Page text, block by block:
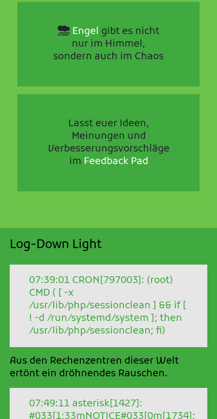
Engel gibt es nicht
nur im Himmel,
sondern auch im Chaos
Lasst euer Ideen,
Meinungen und
Verbesserungsvorschläge
im Feedback Pad
Log-Down Light
07:39:01 CRON[797003]: (root)
CMD ( [ -x
/usr/lib/php/sessionclean ] && if [
! -d /run/systemd/system ]; then
/usr/lib/php/sessionclean; fi)
Aus den Rechenzentren dieser Welt
ertönt ein dröhnendes Rauschen.
07:49:11 asterisk[1427]: